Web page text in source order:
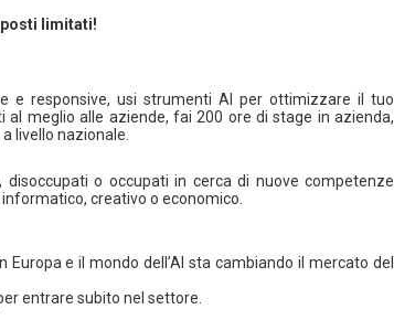
posti limitati!
e responsive, usi strumenti AI per ottimizzare il tuo
meglio alle aziende, fai 200 ore di stage in azienda,
livello nazionale.
disoccupati o occupati in cerca di nuove competenze
creativo o economico.
e il mondo dell’AI sta cambiando il mercato del
entrare subito nel settore.